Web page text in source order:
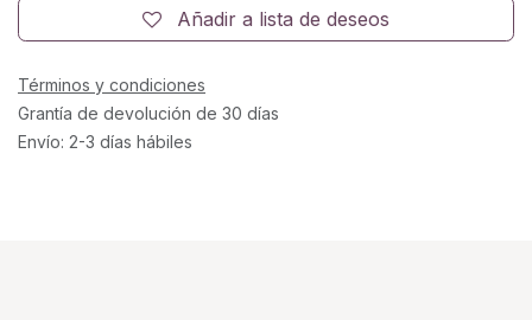
Añadir a lista de deseos
Términos y condiciones
Grantía de devolución de 30 días
Envío: 2-3 días hábiles